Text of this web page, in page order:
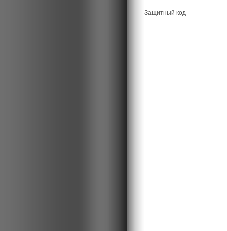
Защитный код